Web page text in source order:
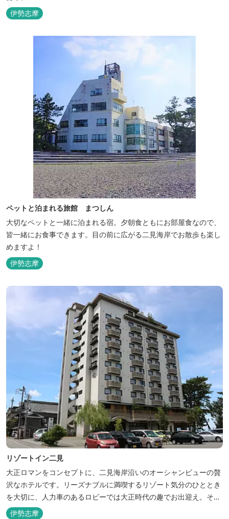
伊勢志摩
ペットと泊まれる旅館 まつしん
大切なペットと一緒に泊まれる宿。夕朝食ともにお部屋食なので、
皆一緒にお食事できます。目の前に広がる二見海岸でお散歩も楽し
めますよ！
伊勢志摩
リゾートイン二見
大正ロマンをコンセプトに、二見海岸沿いのオーシャンビューの贅
沢なホテルです。リーズナブルに満喫するリゾート気分のひととき
を大切に、人力車のあるロビーでは大正時代の趣でお出迎え。そし
て、抜群の眺めが自慢の露天風呂｢七福の湯｣は、趣向を凝らした七
伊勢志摩